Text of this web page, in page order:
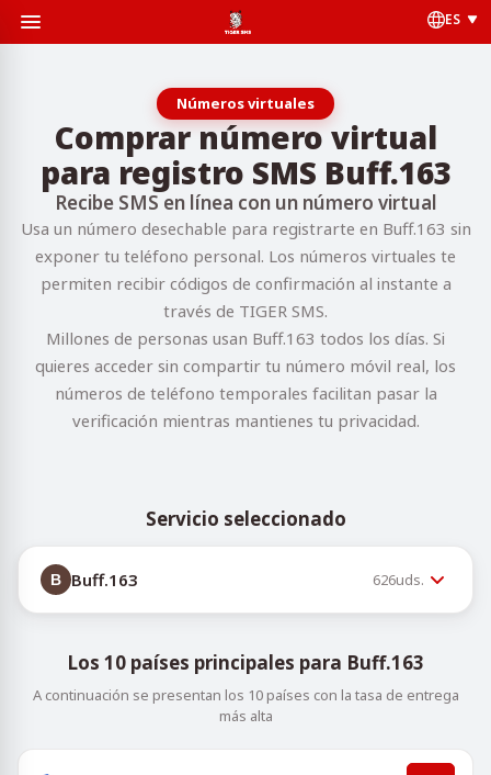
ES
Números virtuales
Comprar número virtual
para registro SMS Buff.163
Recibe SMS en línea con un número virtual
Usa un número desechable para registrarte en Buff.163 sin
exponer tu teléfono personal. Los números virtuales te
permiten recibir códigos de confirmación al instante a
través de TIGER SMS.
Millones de personas usan Buff.163 todos los días. Si
quieres acceder sin compartir tu número móvil real, los
números de teléfono temporales facilitan pasar la
verificación mientras mantienes tu privacidad.
Servicio seleccionado
Buff.163 626uds.
Los 10 países principales para Buff.163
A continuación se presentan los 10 países con la tasa de entrega
más alta